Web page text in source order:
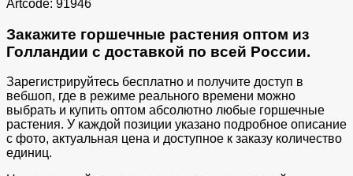
Artcode: 91946
Закажите горшечные растения оптом из
Голландии с доставкой по всей России.
Зарегистрируйтесь бесплатно и получите доступ в
вебшоп, где в режиме реального времени можно
выбрать и купить оптом абсолютно любые горшечные
растения. У каждой позиции указано подробное описание
с фото, актуальная цена и доступное к заказу количество
единиц.